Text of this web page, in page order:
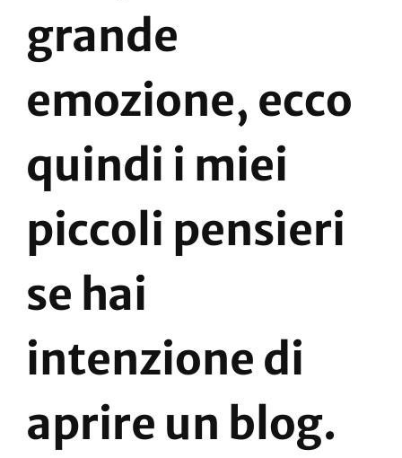
grande
emozione, ecco
quindi i miei
piccoli pensieri
se hai
intenzione di
aprire un blog.